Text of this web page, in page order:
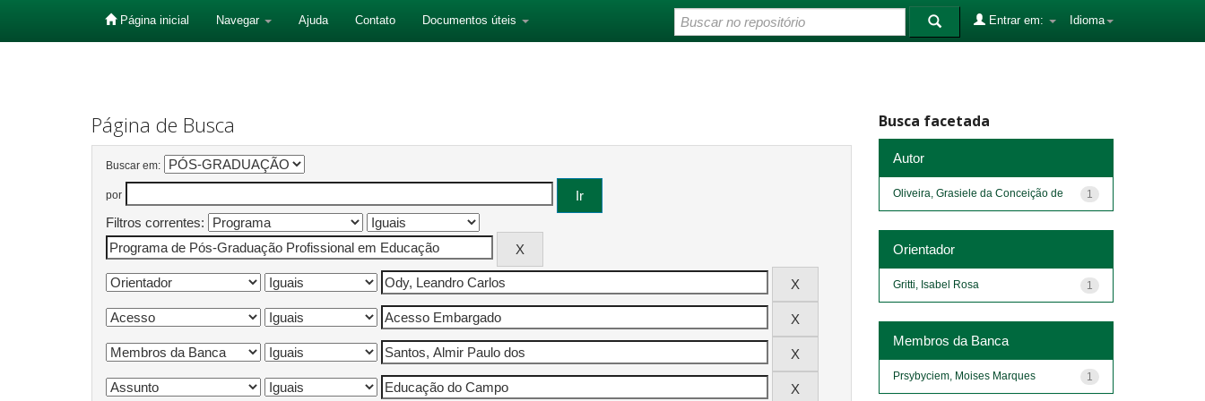
Página inicial Navegar Ajuda Contato Documentos úteis Idioma
Entrar em:
Página de Busca
Buscar em:
por
Filtros correntes:
Busca facetada
Autor
1
Oliveira, Grasiele da Conceição de
Orientador
1
Gritti, Isabel Rosa
Membros da Banca
1
Prsybyciem, Moises Marques